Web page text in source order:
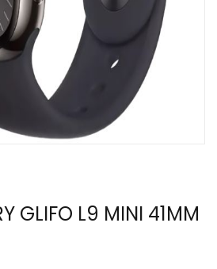
GLIFO L9 MINI 41MM